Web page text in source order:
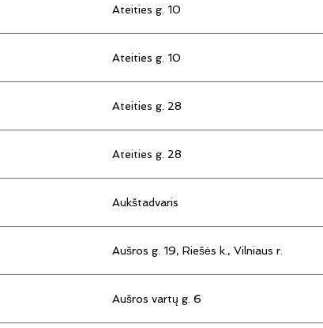
Ateities g. 10
Ateities g. 10
Ateities g. 28
Ateities g. 28
Aukštadvaris
Aušros g. 19, Riešės k., Vilniaus r.
Aušros vartų g. 6